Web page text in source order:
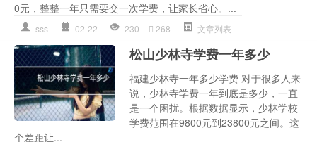
0元，整整一年只需要交一次学费，让家长省心。...
sss 02-22 230 268 文章列表
松山少林寺学费一年多少
福建少林寺一年多少学费 对于很多人来
说，少林寺学费一年到底是多少，一直
是一个困扰。根据数据显示，少林学校
学费范围在9800元到23800元之间。这
个差距让...